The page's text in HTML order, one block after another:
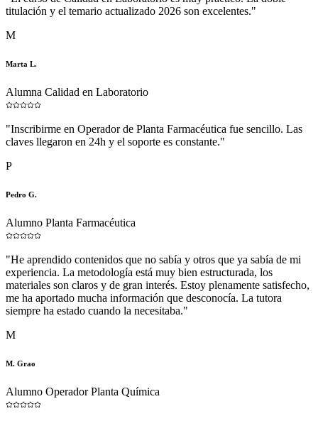
titulación y el temario actualizado 2026 son excelentes."
M
Marta L.
Alumna Calidad en Laboratorio
"Inscribirme en Operador de Planta Farmacéutica fue sencillo. Las
claves llegaron en 24h y el soporte es constante."
P
Pedro G.
Alumno Planta Farmacéutica
"He aprendido contenidos que no sabía y otros que ya sabía de mi
experiencia. La metodología está muy bien estructurada, los
materiales son claros y de gran interés. Estoy plenamente satisfecho,
me ha aportado mucha información que desconocía. La tutora
siempre ha estado cuando la necesitaba."
M
M. Grao
Alumno Operador Planta Química